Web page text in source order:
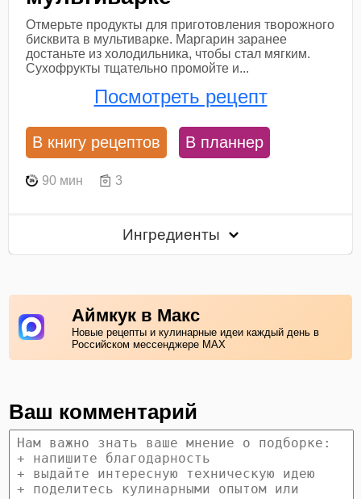
Отмерьте продукты для приготовления творожного
бисквита в мультиварке. Маргарин заранее
достаньте из холодильника, чтобы стал мягким.
Сухофрукты тщательно промойте и...
Посмотреть рецепт
В книгу рецептов В планнер
90 мин 3
Ингредиенты
Аймкук в Макс
Новые рецепты и кулинарные идеи каждый день в
Российском мессенджере MAX
Ваш комментарий